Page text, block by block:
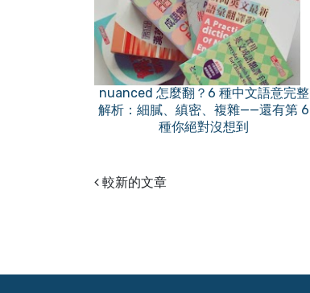
nuanced 怎麼翻？6 種中文語意完整
解析：細膩、縝密、複雜——還有第 6
種你絕對沒想到
較新的文章